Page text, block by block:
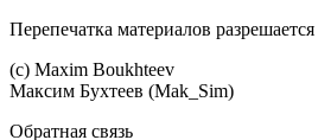
Перепечатка материалов
(c) Maхim Boukhteev
Максим Бухтеев (Mak_Sim)
Обратная связь